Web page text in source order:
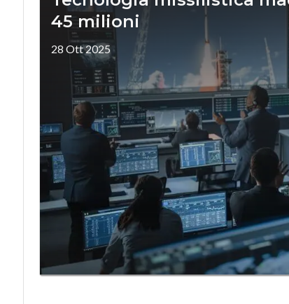
45 milioni
28 Ott 2025